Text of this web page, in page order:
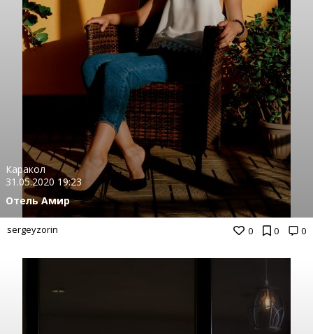
0 0 0
Каракол
31.05.2020 19:23
Отель Амир
sergeyzorin